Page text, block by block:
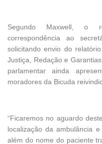
Segundo Maxwell, o
correspondência ao
solicitando envio do
Justiça, Redação e
parlamentar ainda
moradores da Bicuda
“Ficaremos no aguardo
localização da ambulância
além do nome do paciente